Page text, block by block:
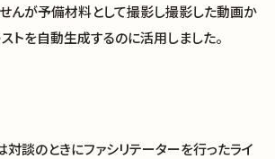
んが予備材料として撮影し撮影した動画か
トを自動生成するのに活用しました。
対談のときにファシリテーターを行ったライ